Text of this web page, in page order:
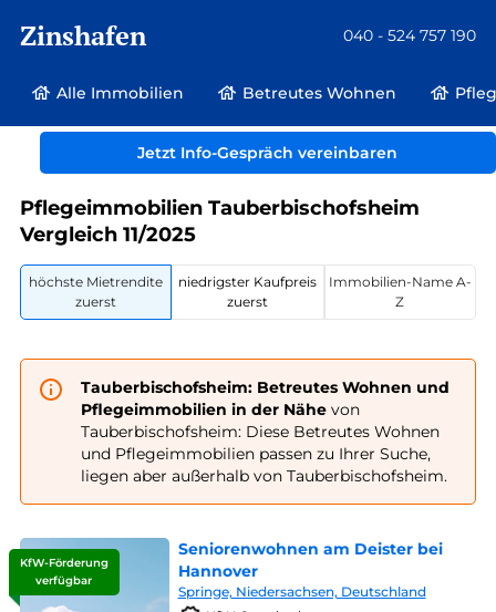
Zinshafen 040 - 524 757 190
Alle Immobilien Betreutes Wohnen
Jetzt Info-Gespräch vereinbaren
Betreutes Wohnen und Pflegeimmobilien
Deutschland
Baden-Württemberg
Tauberbischofsheim
Pflegeimmobilien Tauberbischofsheim
Vergleich 11/2025
höchste Mietrendite
zuerst
niedrigster Kaufpreis
zuerst
Immobilien-Name A-
Z
Tauberbischofsheim: Betreutes Wohnen und
Pflegeimmobilien in der Nähevon
Tauberbischofsheim: Diese Betreutes Wohnen
und Pflegeimmobilien passen zu Ihrer Suche,
liegen aber außerhalb von Tauberbischofsheim.
KfW-Förderung
verfügbar
Seniorenwohnen am Deister bei
Hannover
Springe, Niedersachsen, Deutschland